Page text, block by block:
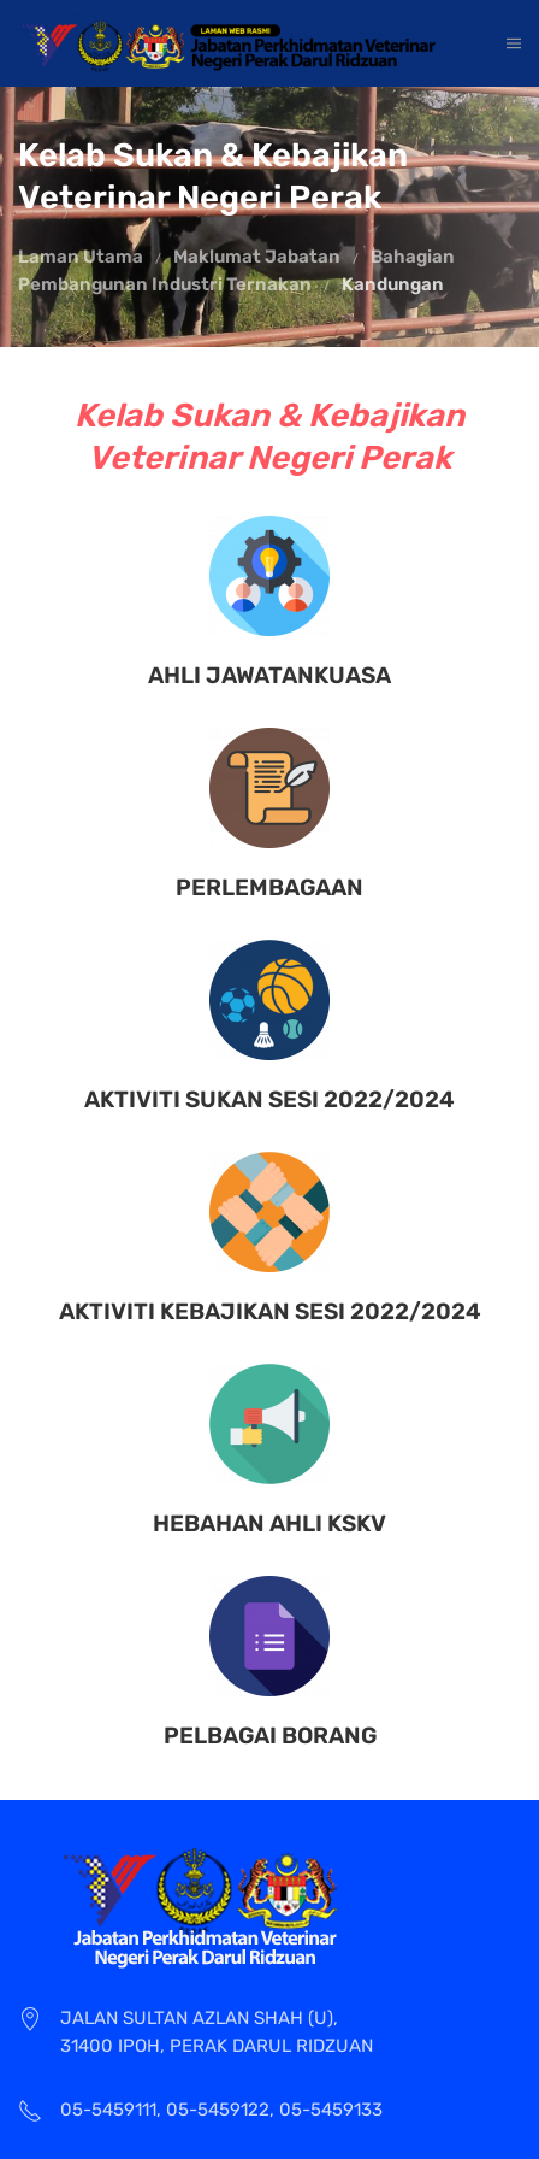
Kelab Sukan & Kebajikan
Veterinar Negeri Perak
Laman Utama Maklumat Jabatan
Bahagian
Pembangunan Industri Ternakan
Kandungan
Kelab Sukan & Kebajikan
Veterinar Negeri Perak
AHLI JAWATANKUASA
PERLEMBAGAAN
AKTIVITI SUKAN SESI 2022/2024
AKTIVITI KEBAJIKAN SESI 2022/2024
HEBAHAN AHLI KSKV
PELBAGAI BORANG
JALAN SULTAN AZLAN SHAH (U),
31400 IPOH, PERAK DARUL RIDZUAN
05-5459111, 05-5459122, 05-5459133